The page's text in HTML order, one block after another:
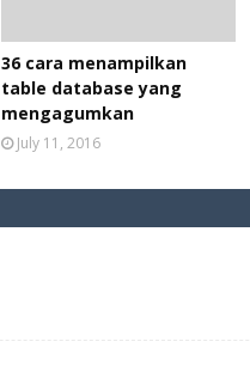
36 cara menampilkan
table database yang
mengagumkan
July 11, 2016